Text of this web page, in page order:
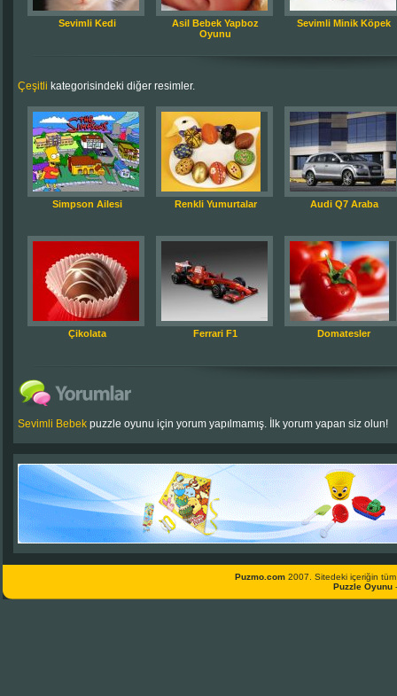
Sevimli Kedi
Asil Bebek Yapboz
Oyunu
Sevimli Minik Köpek
Çeşitli kategorisindeki diğer resimler.
Simpson Ailesi Renkli Yumurtalar Audi Q7 Araba
Çikolata Ferrari F1 Domatesler
Sevimli Bebek puzzle oyunu için yorum yapılmamış. İlk yorum yapan siz olun!
Puzmo.com2007. Sitedeki içeriğin tüm
Puzzle Oyunu